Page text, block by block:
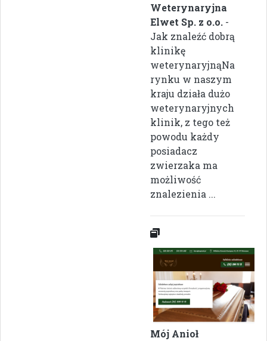
Weterynaryjna
Elwet Sp. z o.o. -
Jak znaleźć dobrą
klinikę
weterynaryjnąNa
rynku w naszym
kraju działa dużo
weterynaryjnych
klinik, z tego też
powodu każdy
posiadacz
zwierzaka ma
możliwość
znalezienia ...
Mój Anioł